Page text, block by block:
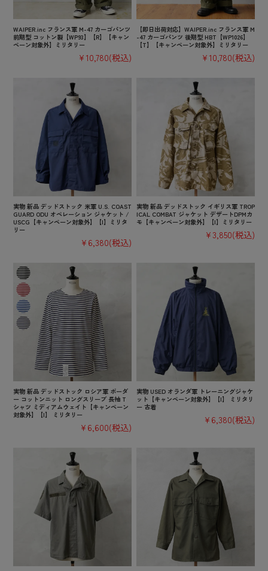
WAIPER.inc フランス軍 M-47 カーゴパンツ
前期型 コットン製【WP93】【R】【キャン
ペーン対象外】ミリタリー
¥10,780(税込)
【即日出荷対応】WAIPER.inc フランス軍 M
-47 カーゴパンツ 後期型 HBT【WP1026】
【T】【キャンペーン対象外】ミリタリー
¥10,780(税込)
実物 新品 デッドストック 米軍 U.S. COAST
GUARD ODU オペレーション ジャケット /
USCG【キャンペーン対象外】【I】ミリタ
リー
¥6,380(税込)
実物 新品 デッドストック イギリス軍 TROP
ICAL COMBAT ジャケット デザートDPMカ
モ【キャンペーン対象外】【I】ミリタリー
¥3,850(税込)
実物 新品 デッドストック ロシア軍 ボーダ
ー コットンニット ロングスリーブ 長袖 T
シャツ ミディアムウェイト【キャンペーン
対象外】【I】 ミリタリー
¥6,600(税込)
実物 USED オランダ軍 トレーニングジャケ
ット【キャンペーン対象外】【I】 ミリタリ
ー 古着
¥6,380(税込)